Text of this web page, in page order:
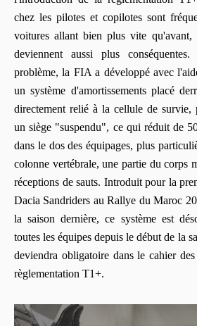
chez les pilotes et copilotes sont
voitures allant bien plus vite qu'avant,
deviennent aussi plus
problème, la FIA a développé avec
un système d'amortissements placé
directement relié à la cellule de survie,
un siège "suspendu", ce qui réduit de
dans le dos des équipages, plus
colonne vertébrale, une partie du corps
réceptions de sauts. Introduit pour la
Dacia Sandriders au Rallye du Maroc
la saison dernière, ce système est
toutes les équipes depuis le début de la
deviendra obligatoire dans le cahier
règlementation T1+.